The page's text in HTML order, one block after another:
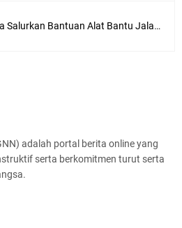
Media Peduli Bangsa Salurkan Bantuan Alat Bantu Jalan untuk Lansia
adalah portal berita online yang
serta berkomitmen turut serta